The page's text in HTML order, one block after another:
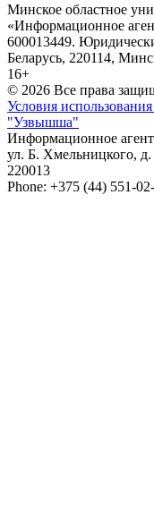
Минское областное
«Информационное
600013449.
Беларусь, 220114,
16+
© 2026 Все права
Условия
"Узвышша"
Информационное
ул. Б. Хмельницкого,
220013
Phone: +375 (44) 551-